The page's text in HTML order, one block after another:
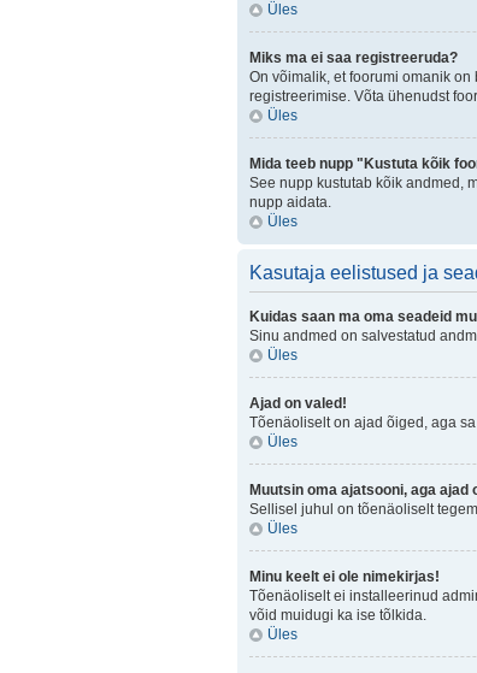
Üles
Miks ma ei saa registreeruda?
On võimalik, et foorumi omanik
registreerimise. Võta ühenudst
Üles
Mida teeb nupp "Kustuta kõik
See nupp kustutab kõik andmed,
nupp aidata.
Üles
Kasutaja eelistused ja
Kuidas saan ma oma seadeid
Sinu andmed on salvestatud
Üles
Ajad on valed!
Tõenäoliselt on ajad õiged, aga
Üles
Muutsin oma ajatsooni, aga ajad
Sellisel juhul on tõenäoliselt
Üles
Minu keelt ei ole nimekirjas!
Tõenäoliselt ei installeerinud
võid muidugi ka ise tõlkida.
Üles